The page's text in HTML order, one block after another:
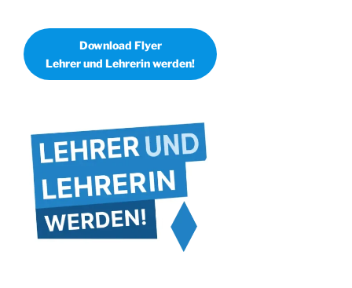
Download Flyer
Lehrer und Lehrerin werden!